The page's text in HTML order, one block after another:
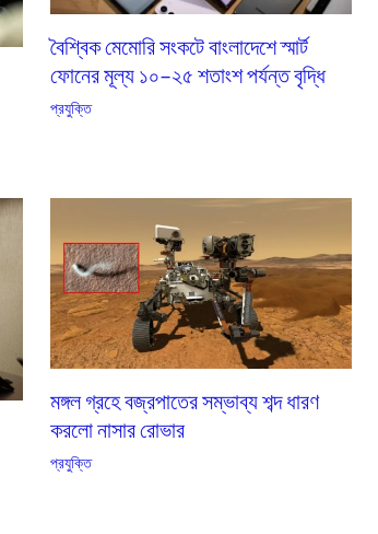
বৈশ্বিক মেমোরি সংকটে বাংলাদেশে স্মার্ট
ফোনের মূল্য ১০–২৫ শতাংশ পর্যন্ত বৃদ্ধি
প্রযুক্তি
মঙ্গল গ্রহে বজ্রপাতের সম্ভাব্য শব্দ ধারণ
করলো নাসার রোভার
প্রযুক্তি